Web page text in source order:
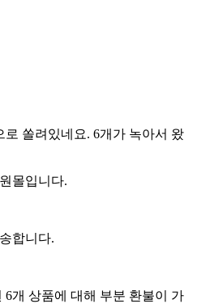
로 쏠려있네요. 6개가 녹아서 왔
몰입니다.
합니다.
6개 상품에 대해 부분 환불이 가